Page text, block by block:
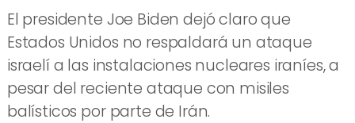
​El presidente Joe Biden dejó claro que
Estados Unidos no respaldará un ataque
israelí a las instalaciones nucleares iraníes, a
pesar del reciente ataque con misiles
balísticos por parte de Irán.